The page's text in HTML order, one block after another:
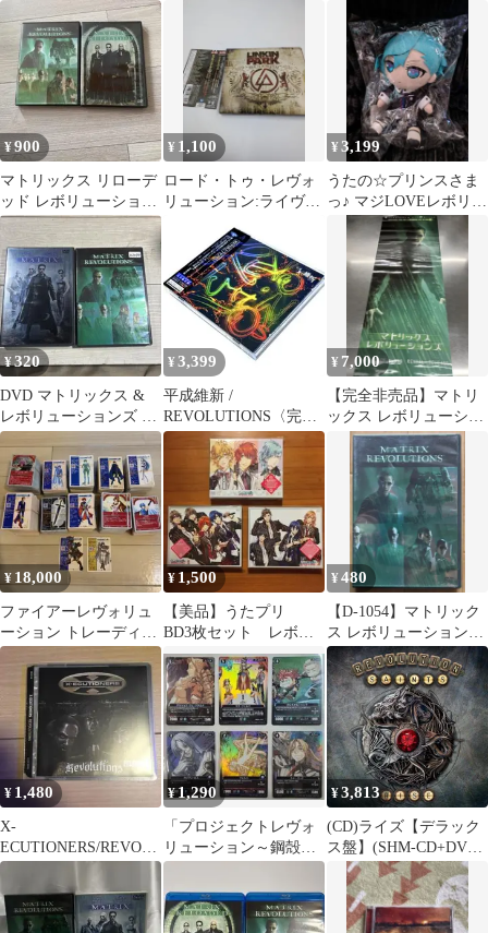
紀（文庫）
¥900
マトリックス リローデ
ッド レボリューション
ズ DVDセット
¥ 1,100
ロード・トゥ・レヴォ
リューション:ライヴ・
ーンズ
¥3,199
うたの☆プリンスさま
っ♪ マジLOVEレボリュ
ーションズ ぬいぐるみ
美風藍
¥320
DVD マトリックス &
レボリューションズ 2
作品セット
¥ 3,399
平成維新 /
REVOLUTIONS〈完全
生産限定盤・2枚組〉
¥ 7,000
【完全非売品】マトリ
ックス レボリューショ
ンズ 販促用タペストリ
¥ 18,000
ファイアーレヴォリュ
ーション トレーディン
グカード セット
¥1,500
【美品】うたプリ
BD3枚セット レボリ
ューションズ レジェ
ンドスター
¥480
【D-1054】マトリック
ス レボリューションズ
2枚組【DVD】
¥ 1,480
X-
ECUTIONERS/REVOL
UTIONS
¥1,290
「プロジェクトレヴォ
リューション～鋼殻の
レギオス」プロモ×6種
(B)
¥3,813
(CD)ライズ【デラック
ス盤】(SHM-CD+DVD
複合)／レヴォリューシ
ョン・セインツ